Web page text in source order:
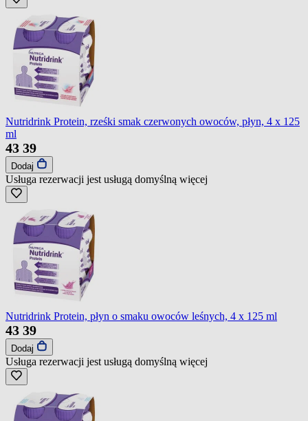
Nutridrink Protein, rześki smak czerwonych owoców, płyn, 4 x 125
ml
43 39
Dodaj
Usługa rezerwacji jest usługą domyślną więcej
Nutridrink Protein, płyn o smaku owoców leśnych, 4 x 125 ml
43 39
Dodaj
Usługa rezerwacji jest usługą domyślną więcej